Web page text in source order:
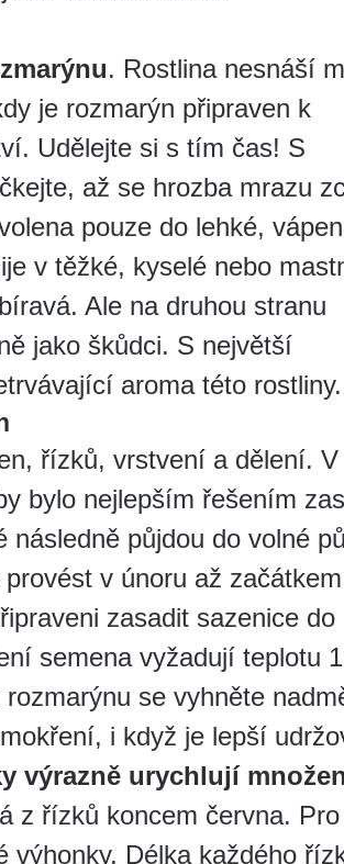
. Rostlina nesnáší
je rozmarýn připraven k
Udělejte si s tím čas! S
až se hrozba mrazu
pouze do lehké,
v těžké, kyselé nebo
Ale na druhou stranu
jako škůdci. S největší
aroma této rostliny.
řízků, vrstvení a dělení. V
bylo nejlepším řešením
půjdou do volné
v únoru až začátkem
zasadit sazenice do
semena vyžadují teplotu
se vyhněte
i když je lepší
výrazně urychlují
z řízků koncem června. Pro
Délka každého